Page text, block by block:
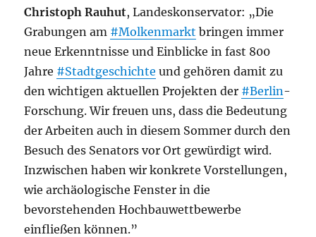
Christoph Rauhut, Landeskonservator: „Die
Grabungen am #Molkenmarkt bringen immer
neue Erkenntnisse und Einblicke in fast 800
Jahre #Stadtgeschichte und gehören damit zu
den wichtigen aktuellen Projekten der #Berlin-
Forschung. Wir freuen uns, dass die Bedeutung
der Arbeiten auch in diesem Sommer durch den
Besuch des Senators vor Ort gewürdigt wird.
Inzwischen haben wir konkrete Vorstellungen,
wie archäologische Fenster in die
bevorstehenden Hochbauwettbewerbe
einfließen können.”